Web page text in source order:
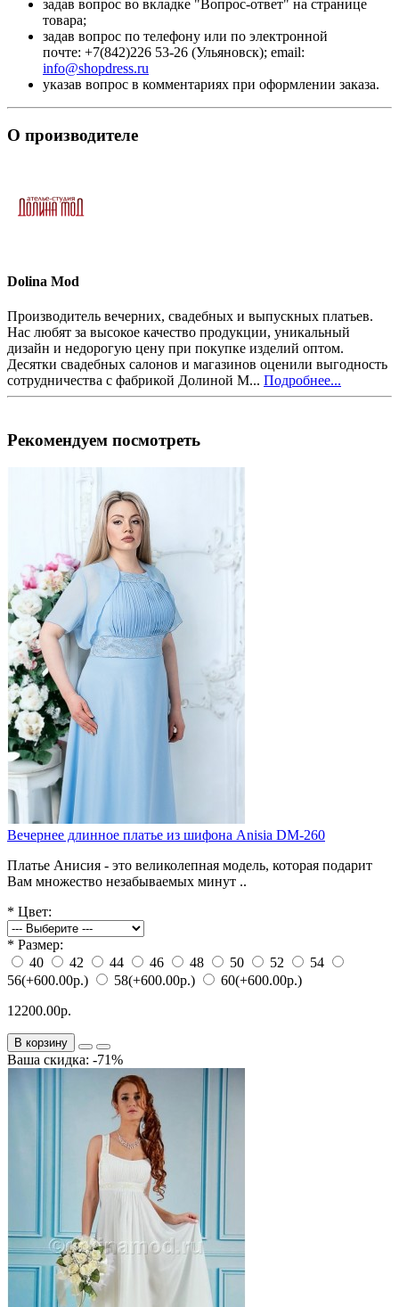
задав вопрос во вкладке "Вопрос-ответ" на странице
товара;
задав вопрос по телефону или по электронной
почте: +7(842)226 53-26 (Ульяновск); email:
info@shopdress.ru
указав вопрос в комментариях при оформлении заказа.
О производителе
Dolina Mod
Производитель вечерних, свадебных и выпускных платьев.
Нас любят за высокое качество продукции, уникальный
дизайн и недорогую цену при покупке изделий оптом.
Десятки свадебных салонов и магазинов оценили выгодность
сотрудничества с фабрикой Долиной М... Подробнее...
Рекомендуем посмотреть
Вечернее длинное платье из шифона Anisia DM-260
Платье Анисия - это великолепная модель, которая подарит
Вам множество незабываемых минут ..
* Цвет:
* Размер:
40
42 44 46 48 50 52
54
56(+600.00р.) 58(+600.00р.) 60(+600.00р.)
12200.00р.
В корзину
Ваша скидка: -71%